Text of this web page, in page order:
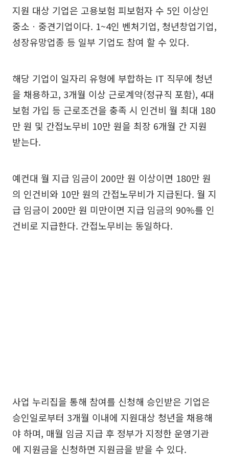
지원 대상 기업은 고용보험 피보험자 수 5인 이상인
중소ㆍ중견기업이다. 1~4인 벤처기업, 청년창업기업,
성장유망업종 등 일부 기업도 참여 할 수 있다.
해당 기업이 일자리 유형에 부합하는 IT 직무에 청년
을 채용하고, 3개월 이상 근로계약(정규직 포함), 4대
보험 가입 등 근로조건을 충족 시 인건비 월 최대 180
만 원 및 간접노무비 10만 원을 최장 6개월 간 지원
받는다.
예컨대 월 지급 임금이 200만 원 이상이면 180만 원
의 인건비와 10만 원의 간접노무비가 지급된다. 월 지
급 임금이 200만 원 미만이면 지급 임금의 90%를 인
건비로 지급한다. 간접노무비는 동일하다.
사업 누리집을 통해 참여를 신청해 승인받은 기업은
승인일로부터 3개월 이내에 지원대상 청년을 채용해
야 하며, 매월 임금 지급 후 정부가 지정한 운영기관
에 지원금을 신청하면 지원금을 받을 수 있다.